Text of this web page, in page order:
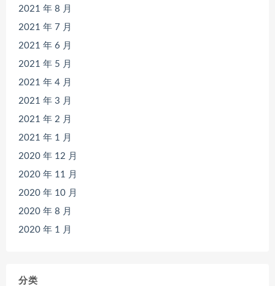
2021 年 8 月
2021 年 7 月
2021 年 6 月
2021 年 5 月
2021 年 4 月
2021 年 3 月
2021 年 2 月
2021 年 1 月
2020 年 12 月
2020 年 11 月
2020 年 10 月
2020 年 8 月
2020 年 1 月
分类